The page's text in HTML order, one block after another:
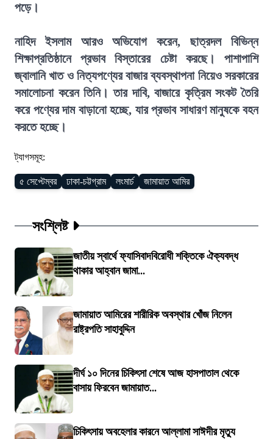
পড়ে।
নাহিদ ইসলাম আরও অভিযোগ করেন, ছাত্রদল বিভিন্ন
শিক্ষাপ্রতিষ্ঠানে প্রভাব বিস্তারের চেষ্টা করছে। পাশাপাশি
জ্বালানি খাত ও নিত্যপণ্যের বাজার ব্যবস্থাপনা নিয়েও সরকারের
সমালোচনা করেন তিনি। তার দাবি, বাজারে কৃত্রিম সংকট তৈরি
করে পণ্যের দাম বাড়ানো হচ্ছে, যার প্রভাব সাধারণ মানুষকে বহন
করতে হচ্ছে।
ট্যাগসমূহ:
৫ সেপ্টেম্বর ঢাকা-চট্টগ্রাম লংমার্চ জামায়াত আমির
সংশ্লিষ্ট
জাতীয় স্বার্থে ফ্যাসিবাদবিরোধী শক্তিকে ঐক্যবদ্ধ
থাকার আহ্বান জামা...
জামায়াত আমিরের শারীরিক অবস্থার খোঁজ নিলেন
রাষ্ট্রপতি সাহাবুদ্দিন
দীর্ঘ ১০ দিনের চিকিৎসা শেষে আজ হাসপাতাল থেকে
বাসায় ফিরবেন জামায়াত...
চিকিৎসায় অবহেলার কারনে আল্লামা সাঈদীর মৃত্যু